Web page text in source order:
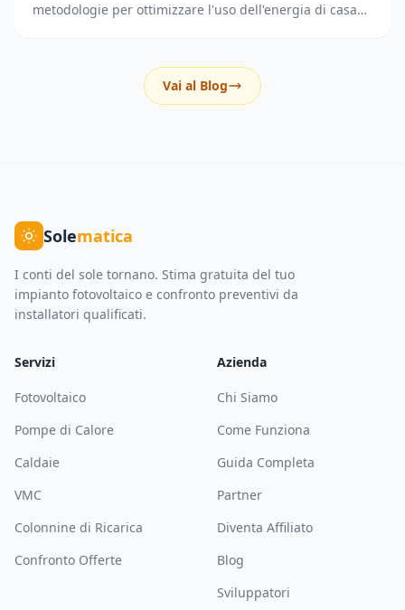
metodologie per ottimizzare l'uso dell'energia di casa
Vai al Blog
Solematica
I conti del sole tornano. Stima gratuita del tuo
impianto fotovoltaico e confronto preventivi da
installatori qualificati.
Servizi
Fotovoltaico
Pompe di Calore
Caldaie
VMC
Colonnine di Ricarica
Confronto Offerte
Azienda
Chi Siamo
Come Funziona
Guida Completa
Partner
Diventa Affiliato
Blog
Sviluppatori